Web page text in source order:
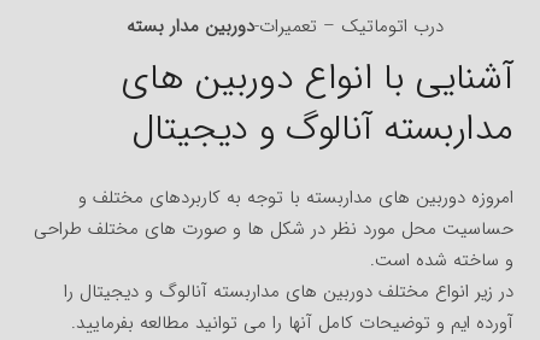
درب اتوماتیک – تعمیرات-دوربین مدار بسته
آشنایی با انواع دوربین های
مداربسته آنالوگ و دیجیتال
امروزه دوربین های مداربسته با توجه به کاربردهای مختلف و
حساسیت محل مورد نظر در شکل ها و صورت های مختلف طراحی
و ساخته شده است.
در زیر انواع مختلف دوربین های مداربسته آنالوگ و دیجیتال را
آورده ایم و توضیحات کامل آنها را می توانید مطالعه بفرمایید.